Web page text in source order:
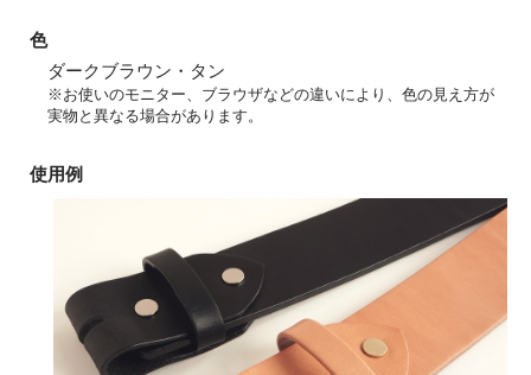
色
ダークブラウン・タン
※お使いのモニター、ブラウザなどの違いにより、色の見え方が
実物と異なる場合があります。
使用例